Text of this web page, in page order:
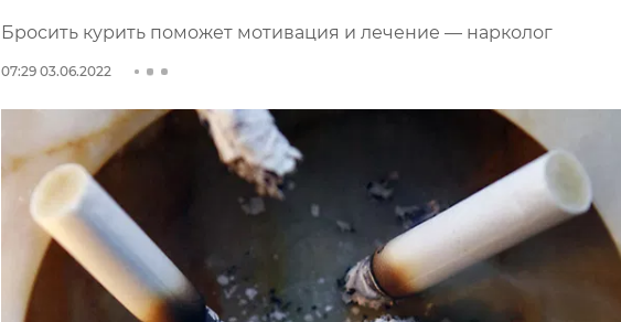
Бросить курить поможет мотивация и лечение — нарколог
07:29 03.06.2022